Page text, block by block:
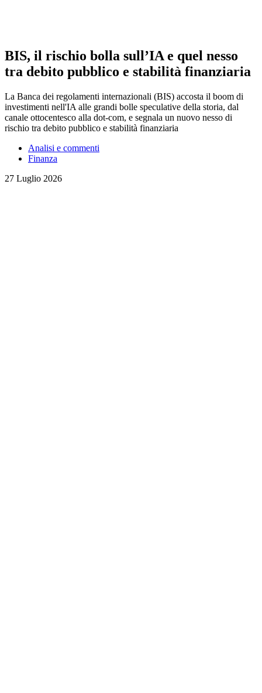
BIS, il rischio bolla sull’IA e quel nesso
tra debito pubblico e stabilità finanziaria
La Banca dei regolamenti internazionali (BIS) accosta il boom di
investimenti nell'IA alle grandi bolle speculative della storia, dal
canale ottocentesco alla dot-com, e segnala un nuovo nesso di
rischio tra debito pubblico e stabilità finanziaria
Analisi e commenti
Finanza
27 Luglio 2026